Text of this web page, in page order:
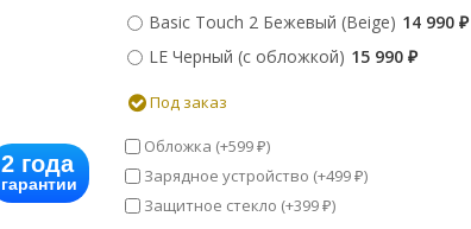
2 года
гарантии
Basic Touch 2 Бежевый (Beige) 14 990₽
LE Черный (с обложкой) 15 990₽
Под заказ
Обложка (+599₽)
Зарядное устройство (+499₽)
Защитное стекло (+399₽)